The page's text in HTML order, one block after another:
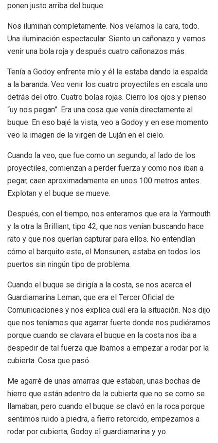
ponen justo arriba del buque.
Nos iluminan completamente. Nos veíamos la cara, todo.
Una iluminación espectacular. Siento un cañonazo y vemos
venir una bola roja y después cuatro cañonazos más.
Tenía a Godoy enfrente mío y él le estaba dando la espalda
a la baranda. Veo venir los cuatro proyectiles en escala uno
detrás del otro. Cuatro bolas rojas. Cierro los ojos y pienso
“uy nos pegan”. Era una cosa que venía directamente al
buque. En eso bajé la vista, veo a Godoy y en ese momento
veo la imagen de la virgen de Luján en el cielo.
Cuando la veo, que fue como un segundo, al lado de los
proyectiles, comienzan a perder fuerza y como nos iban a
pegar, caen aproximadamente en unos 100 metros antes.
Explotan y el buque se mueve.
Después, con el tiempo, nos enteramos que era la Yarmouth
y la otra la Brilliant, tipo 42, que nos venían buscando hace
rato y que nos querían capturar para ellos. No entendían
cómo el barquito este, el Monsunen, estaba en todos los
puertos sin ningún tipo de problema.
Cuando el buque se dirigía a la costa, se nos acerca el
Guardiamarina Leman, que era el Tercer Oficial de
Comunicaciones y nos explica cuál era la situación. Nos dijo
que nos teníamos que agarrar fuerte donde nos pudiéramos
porque cuando se clavara el buque en la costa nos iba a
despedir de tal fuerza que íbamos a empezar a rodar por la
cubierta. Cosa que pasó.
Me agarré de unas amarras que estaban, unas bochas de
hierro que están adentro de la cubierta que no se como se
llamaban, pero cuando el buque se clavó en la roca porque
sentimos ruido a piedra, a fierro retorcido, empezamos a
rodar por cubierta, Godoy el guardiamarina y yo.